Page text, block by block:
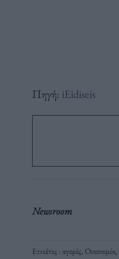
Πηγή: iEidiseis
Newsroom
Ετικέτες :αγορές, Οικονομία,